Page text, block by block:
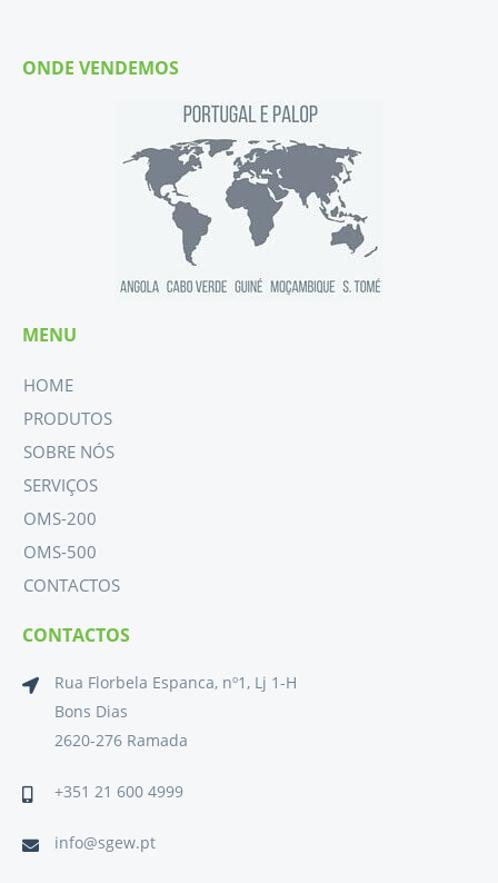
ONDE VENDEMOS
MENU
HOME
PRODUTOS
SOBRE NÓS
SERVIÇOS
OMS-200
OMS-500
CONTACTOS
CONTACTOS
Rua Florbela Espanca, nº1, Lj 1-H
Bons Dias
2620-276 Ramada
+351 21 600 4999
info@sgew.pt